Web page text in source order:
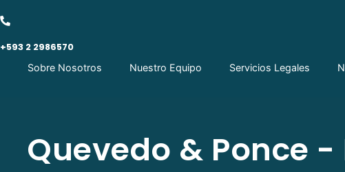
+593 2 2986570
Sobre Nosotros
Nuestro Equipo Servicios Legales
Quevedo & Ponce